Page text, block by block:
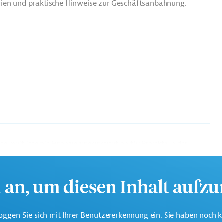
und praktische Hinweise zur Geschäftsanbahnung.
an, um diesen Inhalt
Sie sich mit Ihrer Benutzererkennung ein. Sie haben noch